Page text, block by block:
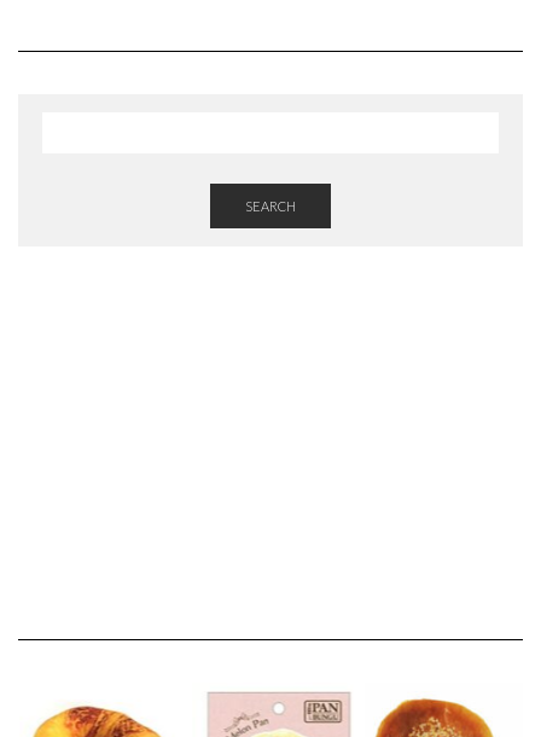
SEARCH